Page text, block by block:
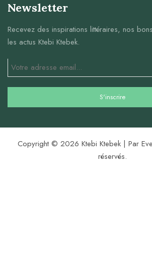
Newsletter
Recevez des inspirations littéraires, nos
les actus Ktebi Ktebek.
Copyright © 2026 Ktebi Ktebek | Par
réservés.